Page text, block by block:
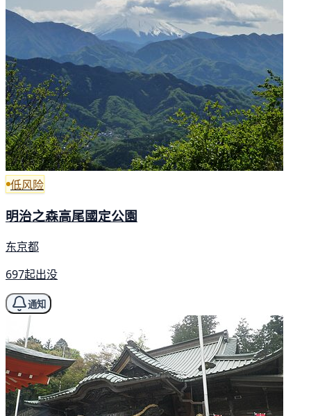
低风险
明治之森高尾國定公園
东京都
697起出没
通知